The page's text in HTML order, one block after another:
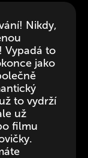
Nikdy,
Vypadá to
jako
to vydrží
už
filmu